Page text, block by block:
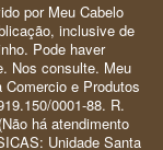
por Meu Cabelo
inclusive de
Pode haver
Nos consulte. Meu
Comercio e Produtos
0001-88. R.
há atendimento
Unidade Santa